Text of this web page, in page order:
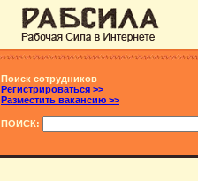
Поиск сотрудников
Регистрироваться >>
Разместить вакансию >>
ПОИСК: